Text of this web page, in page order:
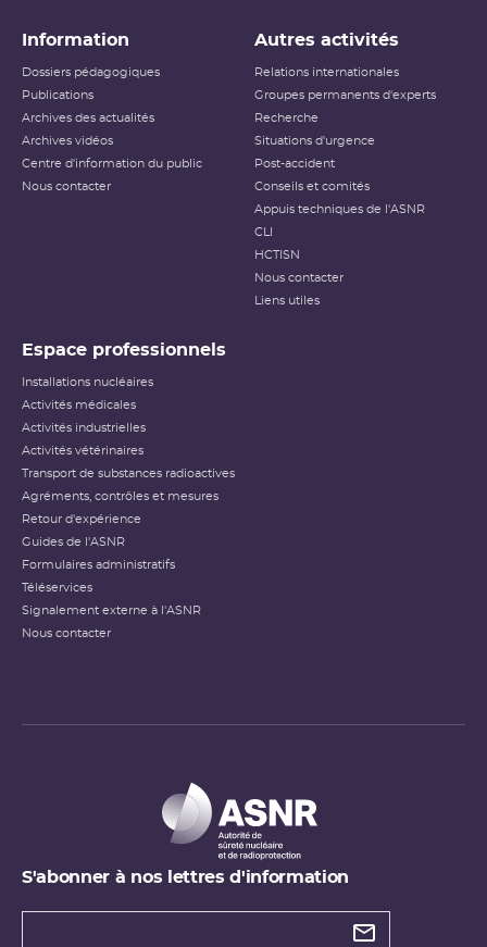
Information
Dossiers pédagogiques
Publications
Archives des actualités
Archives vidéos
Centre d'information du public
Nous contacter
Autres activités
Relations internationales
Groupes permanents d'experts
Recherche
Situations d'urgence
Post-accident
Conseils et comités
Appuis techniques de l'ASNR
CLI
HCTISN
Nous contacter
Liens utiles
Espace professionnels
Installations nucléaires
Activités médicales
Activités industrielles
Activités vétérinaires
Transport de substances radioactives
Agréments, contrôles et mesures
Retour d'expérience
Guides de l'ASNR
Formulaires administratifs
Téléservices
Signalement externe à l'ASNR
Nous contacter
S'abonner à nos lettres d'information
Types de